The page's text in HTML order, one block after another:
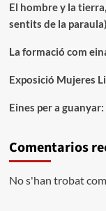
El hombre y la
sentits de la
La formació com
Exposició Mujeres
Eines per a
Comentarios
No s'han trobat